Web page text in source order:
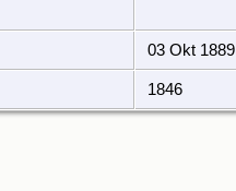
03 Okt 1889
1846